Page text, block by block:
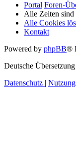
Portal Foren-
Alle Zeiten sind
Alle Cookies
Kontakt
Powered by phpBB®
Deutsche
Datenschutz |